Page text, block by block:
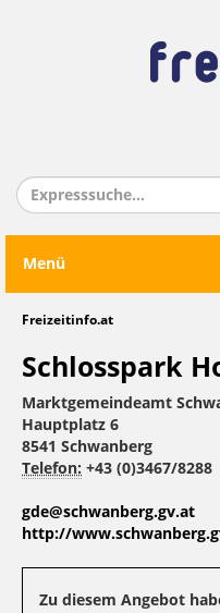
Menü
Freizeitinfo.at
Schlosspark
Marktgemeindeamt
Hauptplatz 6
8541 Schwanberg
Telefon: +43 (0)3467/8288
gde@schwanberg.gv.at
http://
Zu diesem Angebot